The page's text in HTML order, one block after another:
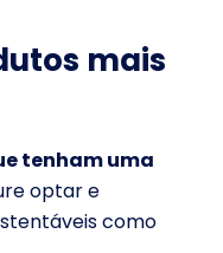
mais
tenham uma
optar e
como